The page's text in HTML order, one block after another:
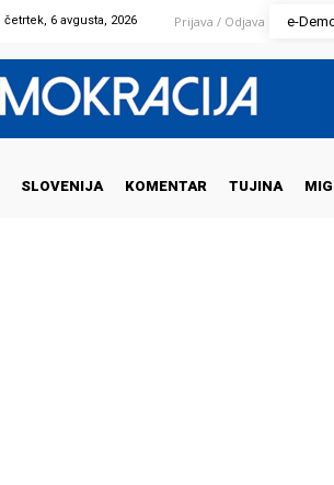
četrtek, 6 avgusta, 2026 Prijava / Odjava e-
SLOVENIJA KOMENTAR TUJINA